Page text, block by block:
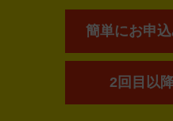
簡単にお申
2回目以